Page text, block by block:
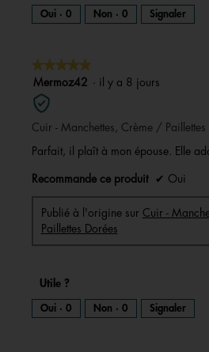
Oui · 0 Non · 0 Signaler
★★★★★
★★★★★
5
sur
5
étoiles.
Mermoz42 · il y a 8 jours
Cuir - Manchettes, Crème / Paillettes
Parfait, il plaît à mon épouse. Elle
Recommande ce produit ✔ Oui
Publié à l'origine sur Cuir -
Paillettes Dorées
Utile ?
Oui · 0 Non · 0 Signaler